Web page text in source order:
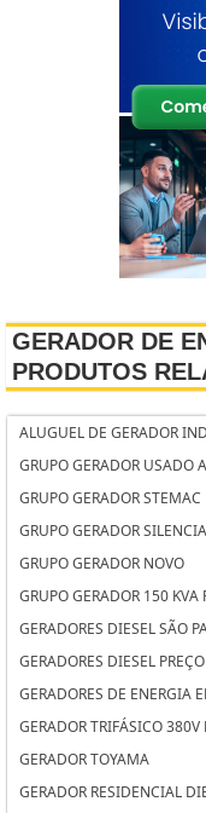
GERADOR DE
PRODUTOS
ALUGUEL DE GERADOR
GRUPO GERADOR USADO
GRUPO GERADOR STEMAC
GRUPO GERADOR
GRUPO GERADOR NOVO
GRUPO GERADOR 150 KVA
GERADORES DIESEL SÃO
GERADORES DIESEL PREÇO
GERADORES DE ENERGIA
GERADOR TRIFÁSICO 380V
GERADOR TOYAMA
GERADOR RESIDENCIAL